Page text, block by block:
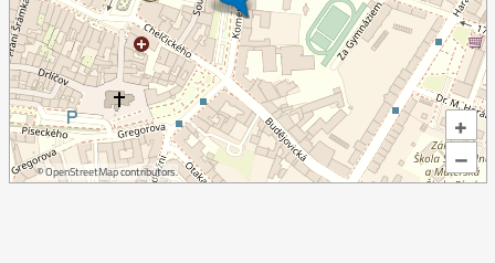
+
–
©OpenStreetMapcontributors.